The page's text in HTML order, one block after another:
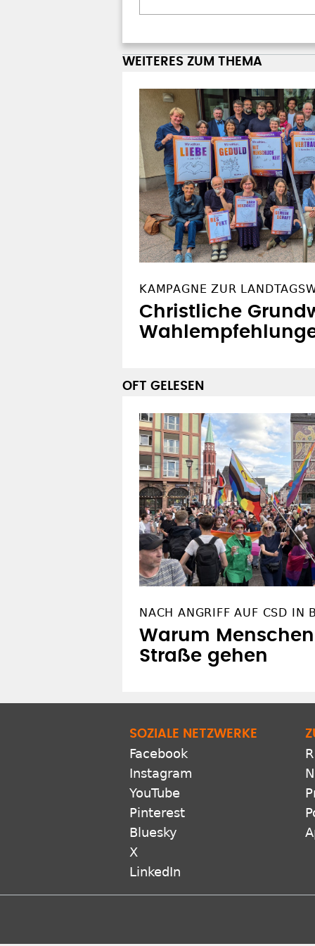
WEITERES ZUM THEMA
KAMPAGNE ZUR
Christliche
OFT GELESEN
NACH ANGRIFF AUF CSD IN
Warum
Straße gehen
SOZIALE NETZWERKE
Facebook
Instagram
YouTube
Pinterest
Bluesky
X
LinkedIn